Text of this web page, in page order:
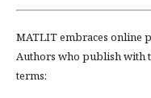
MATLIT embraces online
Authors who publish with
terms: